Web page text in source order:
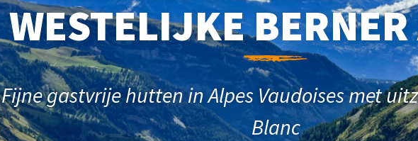
WESTELIJKE
Fijne gastvrije hutten in Alpes Vaudoises met
Blanc